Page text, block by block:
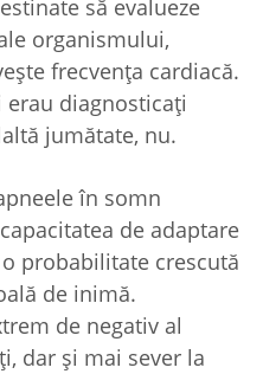
să evalueze
organismului,
frecvența cardiacă.
diagnosticați
jumătate, nu.
în somn
de adaptare
probabilitate crescută
de inimă.
de negativ al
dar și mai sever la